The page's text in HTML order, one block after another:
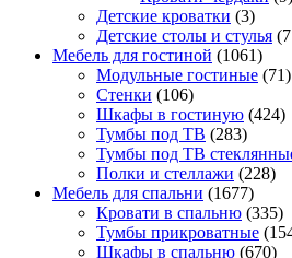
Детские кроватки (3)
Детские столы и стулья
Мебель для гостиной (1061)
Модульные гостиные (71)
Стенки (106)
Шкафы в гостиную (424)
Тумбы под ТВ (283)
Тумбы под ТВ
Полки и стеллажи (228)
Мебель для спальни (1677)
Кровати в спальню (335)
Тумбы прикроватные
Шкафы в спальню (670)